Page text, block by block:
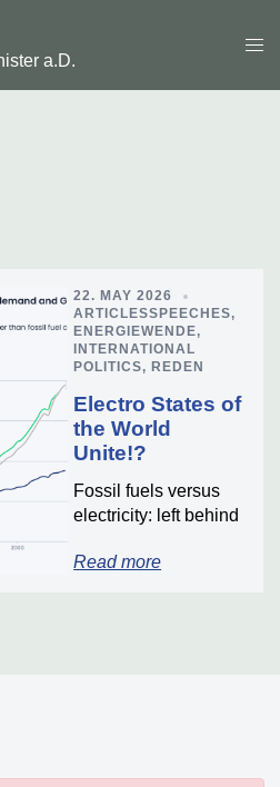
a.D.
22. MAY 2026
ARTICLESSPEECHES,
ENERGIEWENDE,
INTERNATIONAL
POLITICS, REDEN
Electro States of
the World
Unite!?
Fossil fuels versus
electricity: left behind
Read more